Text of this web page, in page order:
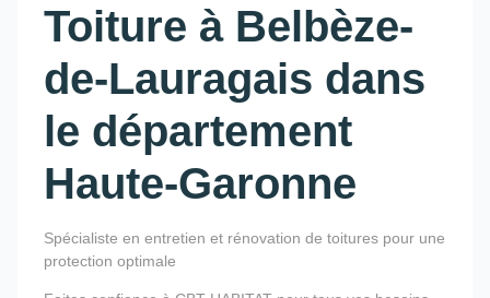
Toiture à Belbèze-
de-Lauragais dans
le département
Haute-Garonne
Spécialiste en entretien et rénovation de toitures pour une
protection optimale